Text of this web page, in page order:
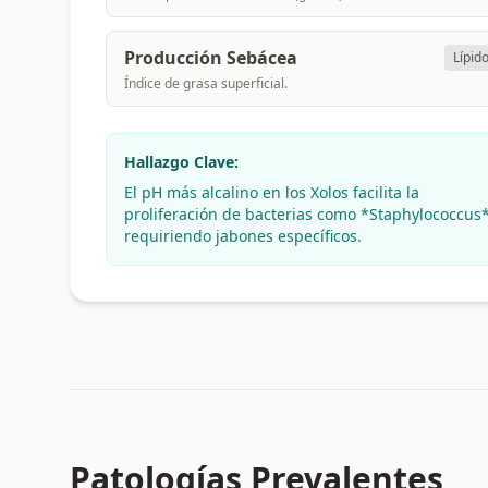
Producción Sebácea
Índice de grasa superficial.
Hallazgo Clave:
El pH más alcalino en los Xolos facilita la
proliferación de bacterias como
requiriendo jabones específicos.
Patologías Prevalentes